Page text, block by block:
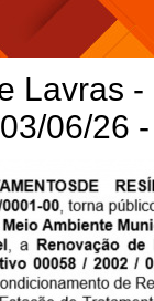
Lavras
03/06/26